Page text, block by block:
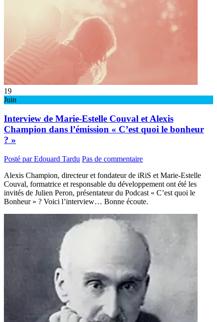
19
Juin
Interview de Marie-Estelle Couval et Alexis
Champion dans l’émission « C’est quoi le bonheur
? »
Posté par Edouard Tardu Pas de commentaire
Alexis Champion, directeur et fondateur de iRiS et Marie-Estelle
Couval, formatrice et responsable du développement ont été les
invités de Julien Peron, présentateur du Podcast « C’est quoi le
Bonheur » ? Voici l’interview… Bonne écoute.